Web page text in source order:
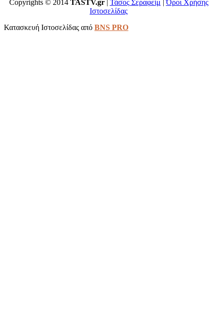
Copyrights © 2014 TASTV.gr| Τάσος Σεραφείμ |Όροι Χρήσης
Ιστοσελίδας
Κατασκευή Ιστοσελίδας από BNS PRO